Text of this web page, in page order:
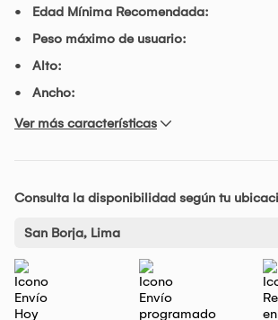
Edad Mínima Recomendada:
Peso máximo de usuario:
Alto:
Ancho:
Ver más características
Consulta la disponibilidad según tu
San Borja, Lima